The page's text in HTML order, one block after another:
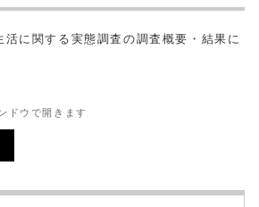
に関する実態調査の調査概要・結果に
ドウで開きます